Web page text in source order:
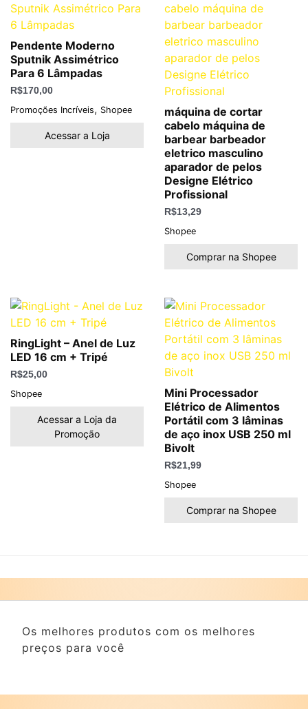
Pendente Moderno
Sputnik Assimétrico
Para 6 Lâmpadas
R$170,00
Promoções Incríveis, Shopee
Acessar a Loja
máquina de cortar
cabelo máquina de
barbear barbeador
eletrico masculino
aparador de pelos
Designe Elétrico
Profissional
R$13,29
Shopee
Comprar na Shopee
RingLight – Anel de Luz
LED 16 cm + Tripé
R$25,00
Shopee
Acessar a Loja da
Promoção
Mini Processador
Elétrico de Alimentos
Portátil com 3 lâminas
de aço inox USB 250 ml
Bivolt
R$21,99
Shopee
Comprar na Shopee
Os melhores produtos com os melhores
preços para você